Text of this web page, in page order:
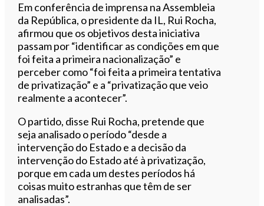
Em conferência de imprensa na Assembleia
da República, o presidente da IL, Rui Rocha,
afirmou que os objetivos desta iniciativa
passam por “identificar as condições em que
foi feita a primeira nacionalização” e
perceber como “foi feita a primeira tentativa
de privatização” e a “privatização que veio
realmente a acontecer”.
O partido, disse Rui Rocha, pretende que
seja analisado o período “desde a
intervenção do Estado e a decisão da
intervenção do Estado até à privatização,
porque em cada um destes períodos há
coisas muito estranhas que têm de ser
analisadas”.